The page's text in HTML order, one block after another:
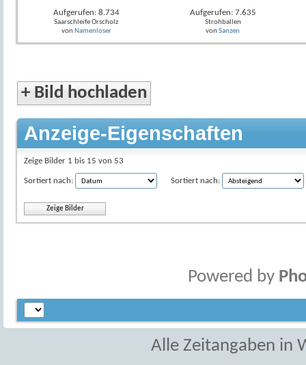
Aufgerufen: 8.734
Saarschleife Orscholz
von Namenloser
Aufgerufen: 7.635
Strohballen
von Sanzen
+ Bild hochladen
Anzeige-Eigenschaften
Zeige Bilder 1 bis 15 von 53
Sortiert nach: Sortiert nach:
Powered by
Alle Zeitangaben in